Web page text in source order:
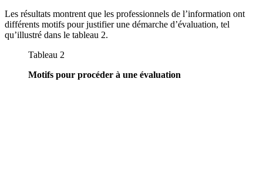
Les résultats montrent que les professionnels de l’information ont
différents motifs pour justifier une démarche d’évaluation, tel
qu’illustré dans le tableau 2.
Tableau 2
Motifs pour procéder à une évaluation